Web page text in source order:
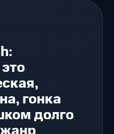
гонка
долго